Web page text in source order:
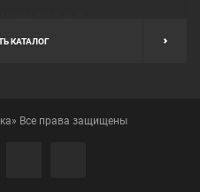
для ванн
КАТАЛОГ
Все права защищены